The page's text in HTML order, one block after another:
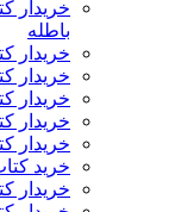
خریدار
باطله
خریدار
خریدار
خریدار
خریدار
خریدار
خرید
خریدار